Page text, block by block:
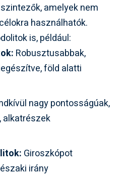
amelyek nem
használhatók.
is, például:
Robusztusabbak,
föld alatti
nagy pontosságúak,
alkatrészek
Giroszkópot
irány